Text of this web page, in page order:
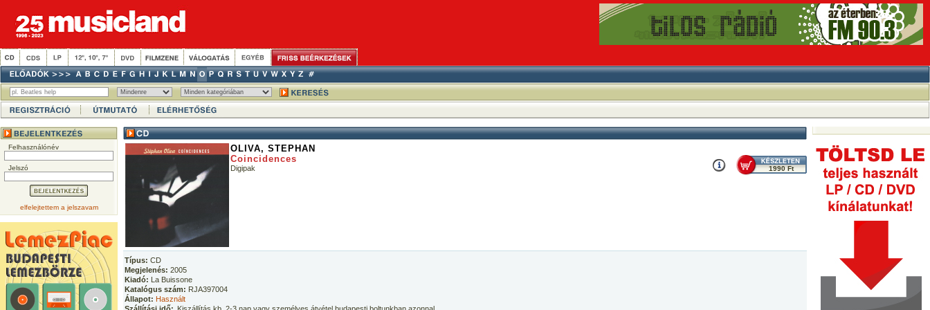
Felhasználónév
Jelszó
elfelejtettem a jelszavam
OLIVA, STEPHAN
Coincidences
Digipak 1990 Ft
Típus: CD
Megjelenés: 2005
Kiadó: La Buissone
Katalógus szám: RJA397004
Állapot: Használt